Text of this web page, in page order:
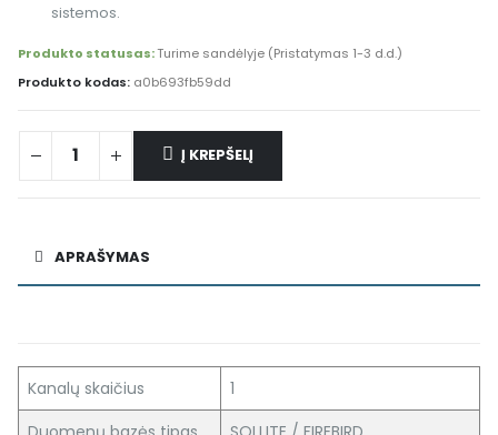
sistemos.
Produkto statusas:Turime sandėlyje (Pristatymas 1-3 d.d.)
Produkto kodas: a0b693fb59dd
Į KREPŠELĮ
Alternative:
APRAŠYMAS
Kanalų skaičius
1